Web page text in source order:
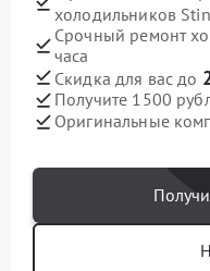
холодильников
Срочный ремонт
часа
Скидка для вас до
Получите 1500
Оригинальные